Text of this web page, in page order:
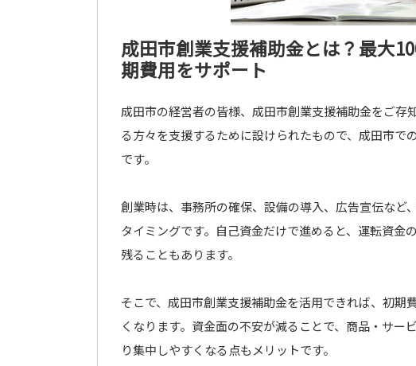
成田市創業支援補助金とは？最大
期費用をサポート
成田市の経営者の皆様、成田市創業支援補助金をご
る方々を支援するために設けられたもので、成田市で
です。
創業時は、事務所の確保、設備の導入、広告宣伝など
タイミングです。自己資金だけで進めると、運転資金
残ることもあります。
そこで、成田市創業支援補助金を活用できれば、初
くなります。資金面の不安が減ることで、商品・サー
り集中しやすくなる点もメリットです。